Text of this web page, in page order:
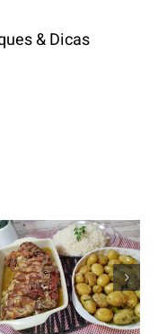
& Dicas
Entrecosto
italiano c/
batata a
murro e